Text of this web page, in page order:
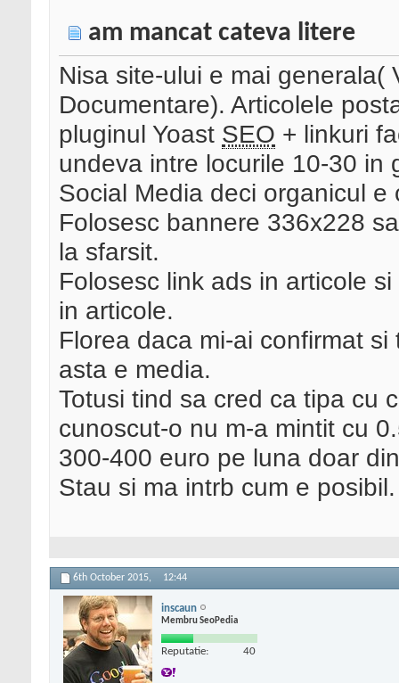
am mancat cateva litere
Nisa site-ului e mai generala(
Documentare). Articolele
pluginul Yoast SEO + linkuri
undeva intre locurile 10-30 in
Social Media deci organicul e
Folosesc bannere 336x228
la sfarsit.
Folosesc link ads in articole
in articole.
Florea daca mi-ai confirmat
asta e media.
Totusi tind sa cred ca tipa cu
cunoscut-o nu m-a mintit cu
300-400 euro pe luna doar
Stau si ma intrb cum e posibil.
6th October 2015, 12:44
inscaun
Membru SeoPedia
Reputatie: 40